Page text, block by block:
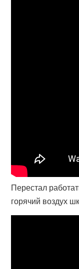
Перестал
горячий воздух